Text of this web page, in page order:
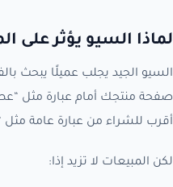
لماذا السيو يؤثر على
السيو الجيد يجلب عميلًا يبحث
صفحة منتجك أمام عبارة مثل
أقرب للشراء من عبارة عامة مثل
لكن المبيعات لا تزيد إذا: